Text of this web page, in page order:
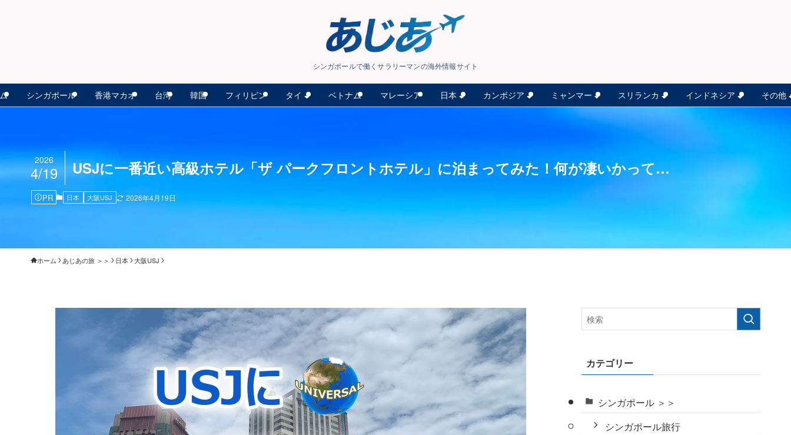
シンガポールで働くサラリーマンの海外情報サイト
シンガポール 香港マカオ 台湾 韓国 フィリピン タイ ベトナム マレーシア 日本 カンボジア ミャンマー スリランカ インドネシア その他
USJに一番近い高級ホテル「ザ パークフロントホテル」に泊まってみた！何が凄いかって…
2026
4/19
PR 日本 大阪USJ 2026年4月19日
ホーム あじあの旅 ＞＞ 日本 大阪USJ
カテゴリー
シンガポール ＞＞
シンガポール旅行